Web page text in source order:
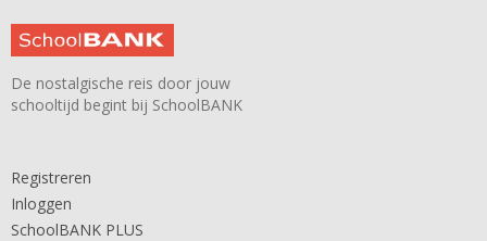
De nostalgische reis door jouw
schooltijd begint bij SchoolBANK
Registreren
Inloggen
SchoolBANK PLUS